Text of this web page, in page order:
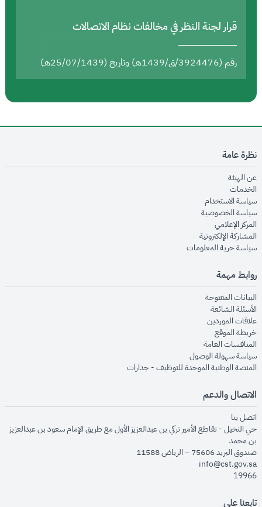
قرار لجنة النظر في مخالفات نظام الاتصالات
رقم (3924476/ق/1439هـ) وتاريخ (25/07/1439هـ)
نظرة عامة
عن الهيئةopens in new window
الخدماتopens in new window
سياسة الاستخدام
سياسة الخصوصيةopens in new window
المركز الإعلاميopens in new window
المشاركة الإلكترونيةopens in new window
سياسة حرية المعلوماتopens in new window
روابط مهمة
البيانات المفتوحةopens in new window
الأسئلة الشائعةopens in new window
علاقات الموردينopens in new window
خريطة الموقعopens in new window
المنافسات العامةopens in new window
سياسة سهولة الوصولopens in new window
المنصة الوطنية الموحدة للتوظيف - جداراتopens in new window
الاتصال والدعم
اتصل بنا
حي النخيل - تقاطع الأمير تركي بن عبدالعزيز الأول مع طريق الإمام سعود بن عبدالعزيز
بن محمد
صندوق البريد 75606 – الرياض 11588
info@cst.gov.sa
19966
تابعنا على